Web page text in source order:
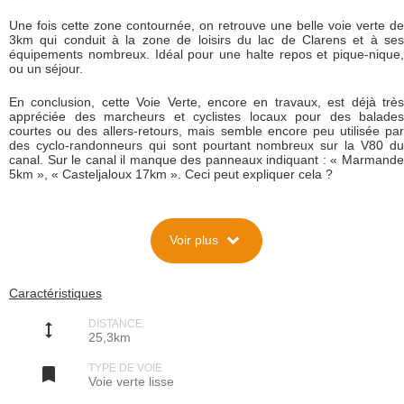
Une fois cette zone contournée, on retrouve une belle voie verte de
3km qui conduit à la zone de loisirs du lac de Clarens et à ses
équipements nombreux. Idéal pour une halte repos et pique-nique,
ou un séjour.
En conclusion, cette Voie Verte, encore en travaux, est déjà très
appréciée des marcheurs et cyclistes locaux pour des balades
courtes ou des allers-retours, mais semble encore peu utilisée par
des cyclo-randonneurs qui sont pourtant nombreux sur la V80 du
canal. Sur le canal il manque des panneaux indiquant : « Marmande
5km », « Casteljaloux 17km ». Ceci peut expliquer cela ?
Historique : une transversale créée en trois étapes
Cette voie verte est aménagée sur les emprises de l'ancienne ligne
années 2010. La ligne a été rachetée par les intercommunalités
relier la sous-préfecture à la ville thermale, à l'aune de l'arrivée d'un
Center Parcs, ouvert en 2022.
ouvrage d'art à rénover, a été réalisée et inaugurée durant l'été
Voir plus expand_more
Caractéristiques
height DISTANCE
25,3km
 TYPE DE VOIE
Voie verte lisse